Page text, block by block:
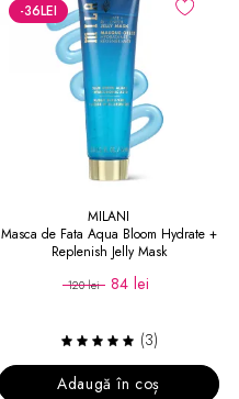
-36LEI
MILANI
Masca de Fata Aqua Bloom Hydrate +
Replenish Jelly Mask
120 lei 84 lei
(3)
Adaugă în coș